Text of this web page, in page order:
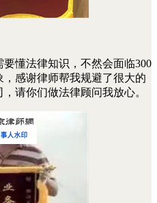
懂法律知识，不然会面临300
感谢律师帮我规避了很大的
请你们做法律顾问我放心。